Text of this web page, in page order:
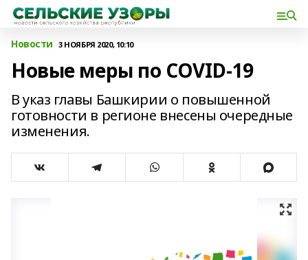
Новости 3 НОЯБРЯ 2020, 10:10
Новые меры по COVID-19
В указ главы Башкирии о повышенной
готовности в регионе внесены очередные
изменения.